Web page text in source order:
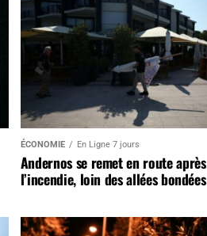
ÉCONOMIE En Ligne 7 jours
Andernos se remet en route après
l’incendie, loin des allées bondées